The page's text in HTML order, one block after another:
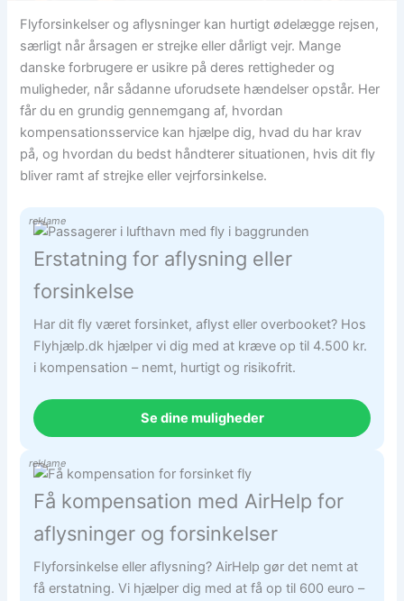
Flyforsinkelser og aflysninger kan hurtigt ødelægge rejsen,
særligt når årsagen er strejke eller dårligt vejr. Mange
danske forbrugere er usikre på deres rettigheder og
muligheder, når sådanne uforudsete hændelser opstår. Her
får du en grundig gennemgang af, hvordan
kompensationsservice kan hjælpe dig, hvad du har krav
på, og hvordan du bedst håndterer situationen, hvis dit fly
bliver ramt af strejke eller vejrforsinkelse.
reklame
Erstatning for aflysning eller
forsinkelse
Har dit fly været forsinket, aflyst eller overbooket? Hos
Flyhjælp.dk hjælper vi dig med at kræve op til 4.500 kr.
i kompensation – nemt, hurtigt og risikofrit.
Se dine muligheder
reklame
Få kompensation med AirHelp for
aflysninger og forsinkelser
Flyforsinkelse eller aflysning? AirHelp gør det nemt at
få erstatning. Vi hjælper dig med at få op til 600 euro –